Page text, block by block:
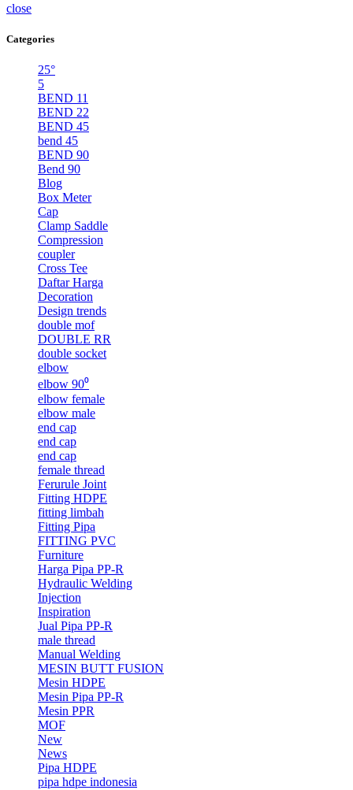
close
Categories
25°
5
BEND 11
BEND 22
BEND 45
bend 45
BEND 90
Bend 90
Blog
Box Meter
Cap
Clamp Saddle
Compression
coupler
Cross Tee
Daftar Harga
Decoration
Design trends
double mof
DOUBLE RR
double socket
elbow
elbow 90⁰
elbow female
elbow male
end cap
end cap
end cap
female thread
Ferurule Joint
Fitting HDPE
fitting limbah
Fitting Pipa
FITTING PVC
Furniture
Harga Pipa PP-R
Hydraulic Welding
Injection
Inspiration
Jual Pipa PP-R
male thread
Manual Welding
MESIN BUTT FUSION
Mesin HDPE
Mesin Pipa PP-R
Mesin PPR
MOF
New
News
Pipa HDPE
pipa hdpe indonesia